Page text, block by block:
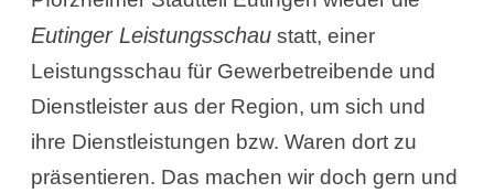
Eutinger Leistungsschaustatt, einer
Leistungsschau für Gewerbetreibende und
Dienstleister aus der Region, um sich und
ihre Dienstleistungen bzw. Waren dort zu
präsentieren. Das machen wir doch gern und